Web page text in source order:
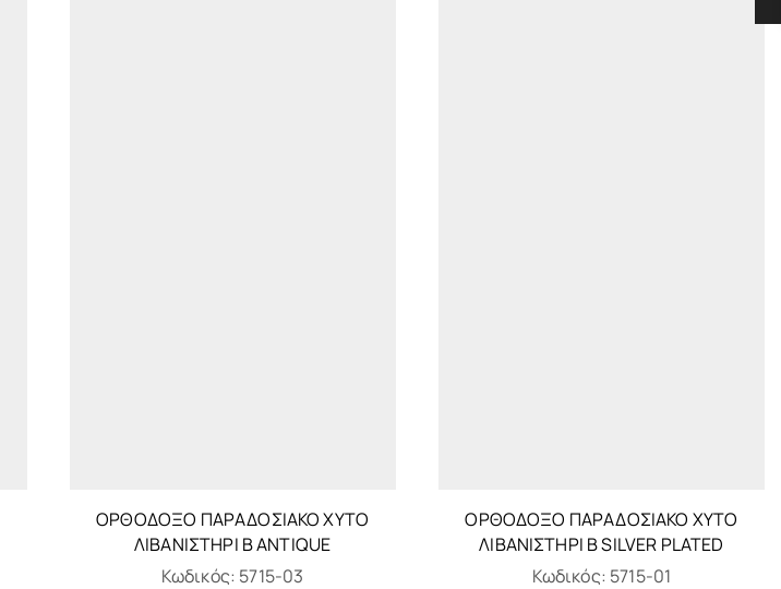
ΟΡΘΌΔΟΞΟ ΠΑΡΑΔΟΣΙΑΚΌ ΧΥΤΌ
ΛΙΒΑΝΙΣΤΉΡΙ B ANTIQUE
Κωδικός: 5715-03
ΟΡΘΌΔΟΞΟ ΠΑΡΑΔΟΣΙΑΚΌ ΧΥΤΌ
ΛΙΒΑΝΙΣΤΉΡΙ B SILVER PLATED
Κωδικός: 5715-01